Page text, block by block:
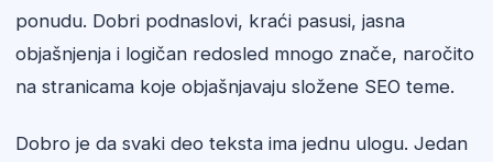
ponudu. Dobri podnaslovi, kraći pasusi, jasna
objašnjenja i logičan redosled mnogo znače, naročito
na stranicama koje objašnjavaju složene SEO teme.
Dobro je da svaki deo teksta ima jednu ulogu. Jedan